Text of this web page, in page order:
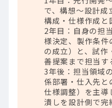
で、構想～設計成
構成・仕様作成
2年目：自身の担
様決定、製作条
の成立）と、試
善提案まで担当す
3年後：担当領域
係部署・仕入先
仕様調整）を主
潰しを設計側で完